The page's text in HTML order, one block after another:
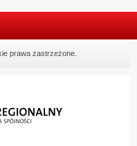
prawa zastrzeżone.